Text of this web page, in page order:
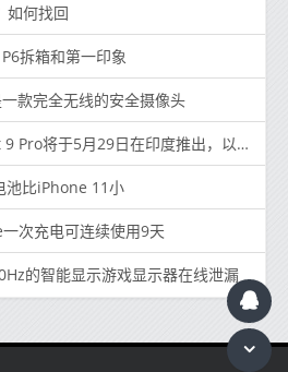
如何找回
拆箱和第一印象
款完全无线的安全摄像头
于5月29日在印度推出，以下是规格和功能
池比iPhone 11小
次充电可连续使用9天
的智能显示游戏显示器在线泄漏